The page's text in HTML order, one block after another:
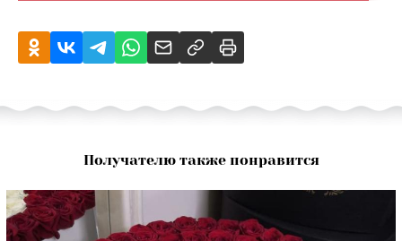
Получателю также понравится